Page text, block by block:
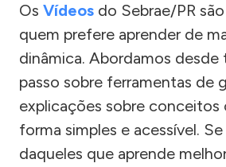
Os Vídeos do Sebrae/PR
quem prefere aprender de
dinâmica. Abordamos desde
passo sobre ferramentas de
explicações sobre conceitos
forma simples e acessível.
daqueles que aprende